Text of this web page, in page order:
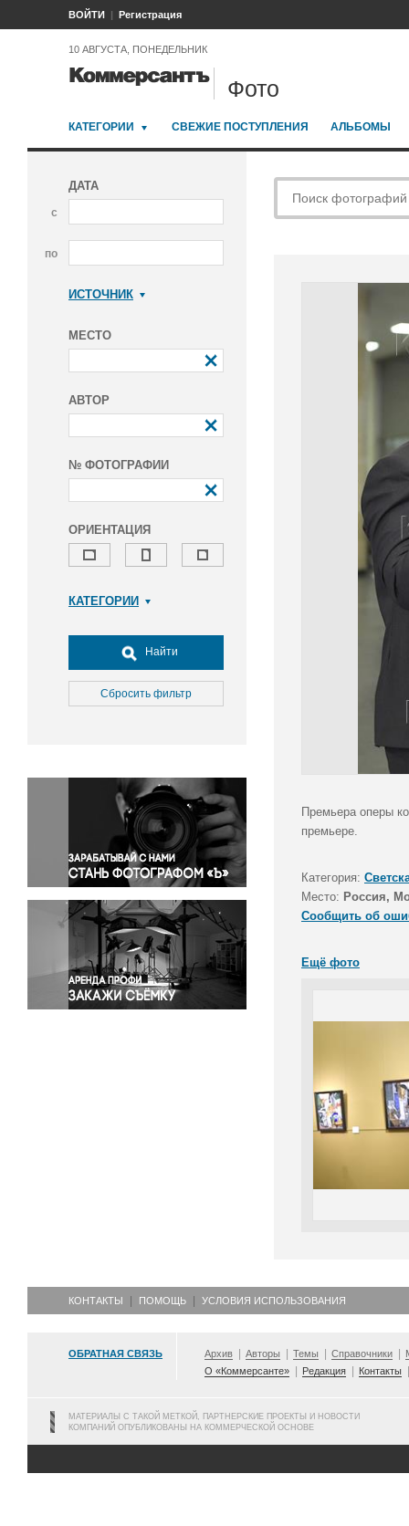
ВОЙТИ Регистрация
10 АВГУСТА, ПОНЕДЕЛЬНИК
Фото
КАТЕГОРИИ СВЕЖИЕ ПОСТУПЛЕНИЯ АЛЬБОМЫ
ДАТА
с
по
ИСТОЧНИК
МЕСТО
АВТОР
№ ФОТОГРАФИИ
ОРИЕНТАЦИЯ
КАТЕГОРИИ
Досуг, туризм и отдых
Культура
Медицина
Окружающая среда
Политика
Правосудие
Происшествия и конфликты
Религия
Светская жизнь
Спорт
Экология
Экономика и бизнес
Найти
Сбросить фильтр
Премьера оперы
премьере.
Категория:
Место: Россия,
Сообщить об
Ещё фото
КОНТАКТЫ ПОМОЩЬ УСЛОВИЯ ИСПОЛЬЗОВАНИЯ
ОБРАТНАЯ СВЯЗЬ Архив Авторы Темы Справочники
О «Коммерсанте»
Редакция Контакты
МАТЕРИАЛЫ С ТАКОЙ МЕТКОЙ, ПАРТНЕРСКИЕ ПРОЕКТЫ И НОВОСТИ
КОМПАНИЙ ОПУБЛИКОВАНЫ НА КОММЕРЧЕСКОЙ ОСНОВЕ